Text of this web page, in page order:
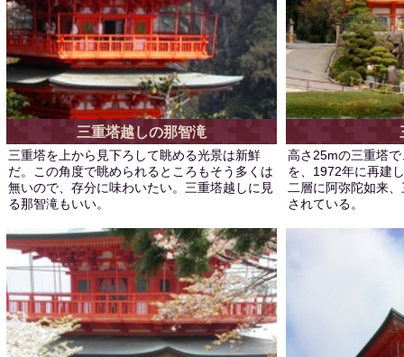
三重塔越しの那智滝
三重塔を上から見下ろして眺める光景は新鮮
だ。この角度で眺められるところもそう多くは
無いので、存分に味わいたい。三重塔越しに見
る那智滝もいい。
高さ25mの三重塔
を、1972年に再建
二層に阿弥陀如来
されている。